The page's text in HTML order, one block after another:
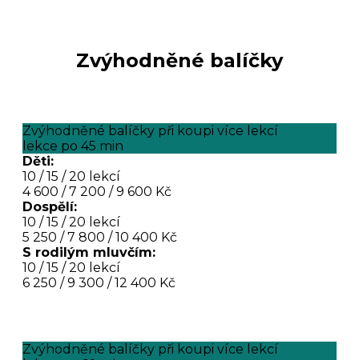
Zvýhodněné balíčky
Zvýhodněné balíčky při koupi více lekcí
lekce po 45 min
Děti:
10 / 15 / 20 lekcí
4 600 / 7 200 / 9 600 Kč
Dospělí:
10 / 15 / 20 lekcí
5 250 / 7 800 / 10 400 Kč
S rodilým mluvčím:
10 / 15 / 20 lekcí
6 250 / 9 300 / 12 400 Kč
Zvýhodněné balíčky při koupi více lekcí